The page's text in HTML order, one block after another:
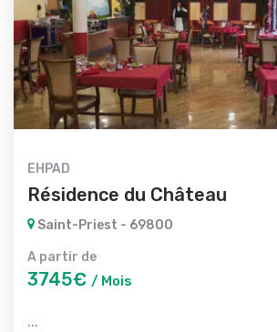
EHPAD
Résidence du Château
Saint-Priest - 69800
A partir de
3745€ / Mois
...